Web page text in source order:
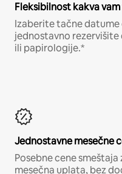
Fleksibilnost kakva
Izaberite tačne datume
jednostavno
ili papirologije.*
Jednostavne mesečne
Posebne cene
mesečna uplata, bez